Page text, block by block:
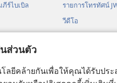
ส่วนตัว
ลยีคล้ายกันเพื่อให้คุณได้รับปร
ร์ไบเบิล
รายการโทรทัศน์
วีดีโอ
การ​อ่าน​คัมภีร์​ไบเ